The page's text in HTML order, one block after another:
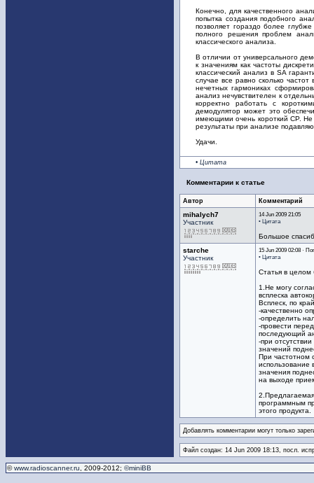
Конечно, для качественного
попытка создания подобного
позволяет гораздо более
полного решения проблем
классического анализа.
В отличии от универсального
к значениям как частоты
классический анализ в SA
случае все равно сколько
нечетных гармониках
анализ нечувствителен к
корректно работать с
демодулятор может это
имеющими очень короткий CP. Не
результаты при анализе
Удачи.
• Цитата
Комментарии к статье
Автор Комментарий
mihalych7
Участник
14 Jun 2009 21:05
• Цитата
Большое
starche
Участник
15 Jun 2009 02:08 ·
• Цитата
Статья в целом
1.Не могу
всплеска
Всплеск, по
-качественно
-определить
-провести
последующий
-при
значений
При частотном
использование
значения
на выходе
программным
этого продукта.
Добавлять комментарии могут только
Файл создан: 14 Jun 2009 18:13, посл.
©www.radioscanner.ru , 2009-2012; ©miniBB